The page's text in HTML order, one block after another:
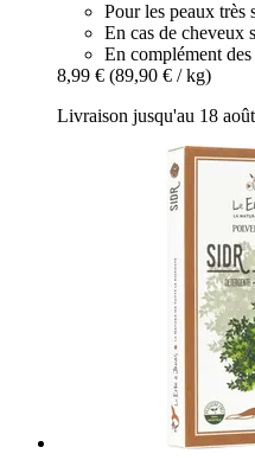
Pour les peaux très
En cas de cheveux
En complément
8,99 € (89,90 € / kg)
Livraison jusqu'au 18 août